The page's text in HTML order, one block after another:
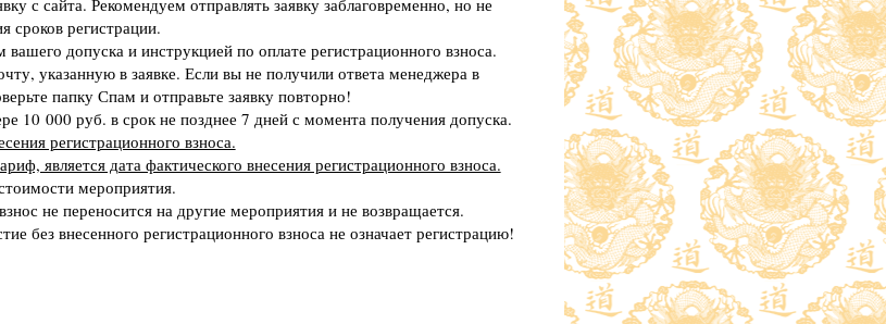
с сайта. Рекомендуем отправлять заявку заблаговременно, но не
сроков регистрации.
допуска и инструкцией по оплате регистрационного взноса.
указанную в заявке. Если вы не получили ответа менеджера в
папку Спам и отправьте заявку повторно!
10 000 руб. в срок не позднее 7 дней с момента получения допуска.
регистрационного взноса.
является дата фактического внесения регистрационного взноса.
мероприятия.
не переносится на другие мероприятия и не возвращается.
без внесенного регистрационного взноса не означает регистрацию!